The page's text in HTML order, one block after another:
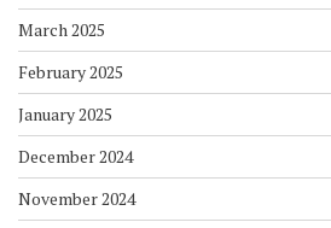
March 2025
February 2025
January 2025
December 2024
November 2024